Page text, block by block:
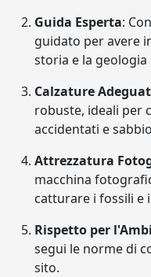
Guida Esperta:
guidato per avere
storia e la geologia
Calzature
robuste, ideali per
accidentati e
Attrezzatura
macchina
catturare i fossili e
Rispetto per
segui le norme di
sito.